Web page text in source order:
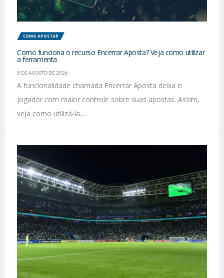
COMO APOSTAR
Como funciona o recurso Encerrar Aposta? Veja como utilizar
a ferramenta
5 DE AGOSTO DE 2026
A funcionalidade chamada Encerrar Aposta deixa o
jogador com maior controle sobre suas apostas. Assim,
veja como utilizá-la....